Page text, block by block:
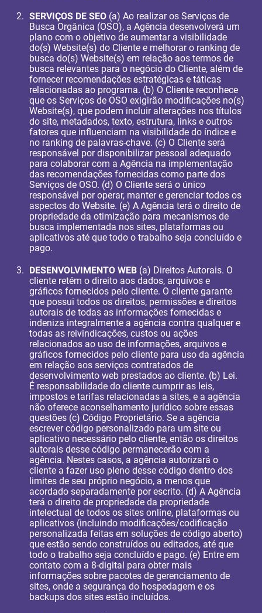
SERVIÇOS DE SEO (a) Ao realizar os Serviços de
Busca Orgânica (OSO), a Agência desenvolverá um
plano com o objetivo de aumentar a visibilidade
do(s) Website(s) do Cliente e melhorar o ranking de
busca do(s) Website(s) em relação aos termos de
busca relevantes para o negócio do Cliente, além de
fornecer recomendações estratégicas e táticas
relacionadas ao programa. (b) O Cliente reconhece
que os Serviços de OSO exigirão modificações no(s)
Website(s), que podem incluir alterações nos títulos
do site, metadados, texto, estrutura, links e outros
fatores que influenciam na visibilidade do índice e
no ranking de palavras-chave. (c) O Cliente será
responsável por disponibilizar pessoal adequado
para colaborar com a Agência na implementação
das recomendações fornecidas como parte dos
Serviços de OSO. (d) O Cliente será o único
responsável por operar, manter e gerenciar todos os
aspectos do Website. (e) A Agência terá o direito de
propriedade da otimização para mecanismos de
busca implementada nos sites, plataformas ou
aplicativos até que todo o trabalho seja concluído e
pago.
DESENVOLVIMENTO WEB (a) Direitos Autorais. O
cliente retém o direito aos dados, arquivos e
gráficos fornecidos pelo cliente. O cliente garante
que possui todos os direitos, permissões e direitos
autorais de todas as informações fornecidas e
indeniza integralmente a agência contra qualquer e
todas as reivindicações, custos ou ações
relacionados ao uso de informações, arquivos e
gráficos fornecidos pelo cliente para uso da agência
em relação aos serviços contratados de
desenvolvimento web prestados ao cliente. (b) Lei.
É responsabilidade do cliente cumprir as leis,
impostos e tarifas relacionadas a sites, e a agência
não oferece aconselhamento jurídico sobre essas
questões (c) Código Proprietário. Se a agência
escrever código personalizado para um site ou
aplicativo necessário pelo cliente, então os direitos
autorais desse código permanecerão com a
agência. Nestes casos, a agência autorizará o
cliente a fazer uso pleno desse código dentro dos
limites de seu próprio negócio, a menos que
acordado separadamente por escrito. (d) A Agência
terá o direito de propriedade da propriedade
intelectual de todos os sites online, plataformas ou
aplicativos (incluindo modificações/codificação
personalizada feitas em soluções de código aberto)
que estão sendo construídos ou editados, até que
todo o trabalho seja concluído e pago. (e) Entre em
contato com a 8-digital para obter mais
informações sobre pacotes de gerenciamento de
sites, onde a segurança do hospedagem e os
backups dos sites estão incluídos.